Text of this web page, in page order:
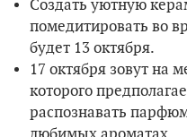
Создать уютную
помедитировать во
будет 13 октября.
17 октября зовут на
которого
распознавать